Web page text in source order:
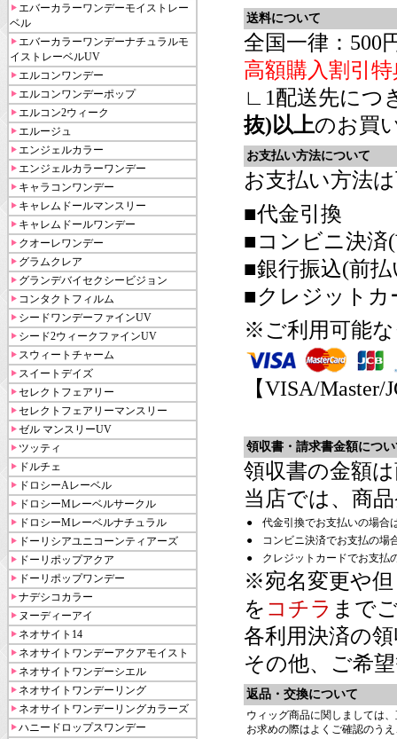
エバーカラーワンデーモイストレー
ベル
エバーカラーワンデーナチュラルモ
イストレーベルUV
エルコンワンデー
エルコンワンデーポップ
エルコン2ウィーク
エルージュ
エンジェルカラー
エンジェルカラーワンデー
キャラコンワンデー
キャレムドールマンスリー
キャレムドールワンデー
クオーレワンデー
グラムクレア
グランデバイセクシービジョン
コンタクトフィルム
シードワンデーファインUV
シード2ウィークファインUV
スウィートチャーム
スイートデイズ
セレクトフェアリー
セレクトフェアリーマンスリー
ゼル マンスリーUV
ツッティ
ドルチェ
ドロシーAレーベル
ドロシーMレーベルサークル
ドロシーMレーベルナチュラル
ドーリシアユニコーンティアーズ
ドーリポップアクア
ドーリポップワンデー
ナデシコカラー
ヌーディーアイ
ネオサイト14
ネオサイトワンデーアクアモイスト
ネオサイトワンデーシエル
ネオサイトワンデーリング
ネオサイトワンデーリングカラーズ
ハニードロップスワンデー
送料について
全国一律：500
高額購入割引特
∟1配送先につ
抜)以上のお買
お支払い方法について
お支払い方法
■代金引換
■コンビニ決済
■銀行振込(前払
■クレジットカ
※ご利用可能
【VISA/
領収書・請求書金額につ
領収書の金額
当店では、商
●
代金引換でお支払いの場合
●
コンビニ決済でお支払の場
●
クレジットカードでお支払
※宛名変更や但
を コチラ まで
各利用決済の
その他、ご希
返品・交換について
ウィッグ商品に関しましては
お求めの際はよくご確認のう